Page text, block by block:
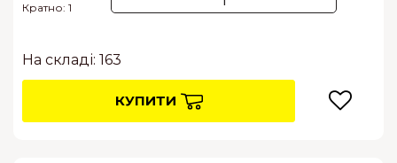
Кратно: 1
На складі: 163
КУПИТИ